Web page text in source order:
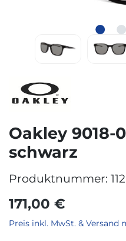
Oakley 9018-
schwarz
Produktnummer:
171,00 €
Preis inkl. MwSt. & Versand